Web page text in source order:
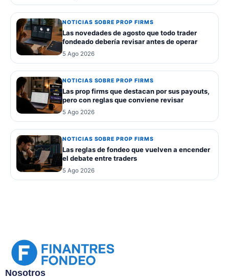
NOTICIAS SOBRE PROP FIRMS
Las novedades de agosto que todo trader
fondeado debería revisar antes de operar
5 Ago 2026
NOTICIAS SOBRE PROP FIRMS
Las prop firms que destacan por sus payouts,
pero con reglas que conviene revisar
5 Ago 2026
NOTICIAS SOBRE PROP FIRMS
Las reglas de fondeo que vuelven a encender
el debate entre traders
5 Ago 2026
Nosotros